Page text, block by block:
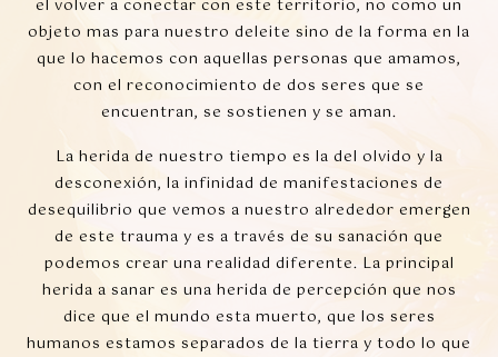
el volver a conectar con este territorio, no como un
objeto mas para nuestro deleite sino de la forma en la
que lo hacemos con aquellas personas que amamos,
con el reconocimiento de dos seres que se
encuentran, se sostienen y se aman.
La herida de nuestro tiempo es la del olvido y la
desconexión, la infinidad de manifestaciones de
desequilibrio que vemos a nuestro alrededor emergen
de este trauma y es a través de su sanación que
podemos crear una realidad diferente. La principal
herida a sanar es una herida de percepción que nos
dice que el mundo esta muerto, que los seres
humanos estamos separados de la tierra y todo lo que